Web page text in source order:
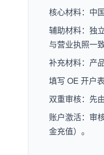
核心材料：中
辅助材料：独
与营业执照一致
补充材料：产
填写 OE 开户
双重审核：先
账户激活：审
金充值）。